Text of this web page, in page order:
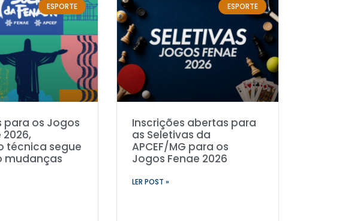
ESPORTE
para os Jogos
2026,
técnica segue
mudanças
ESPORTE
Inscrições abertas para
as Seletivas da
APCEF/MG para os
Jogos Fenae 2026
LER POST »